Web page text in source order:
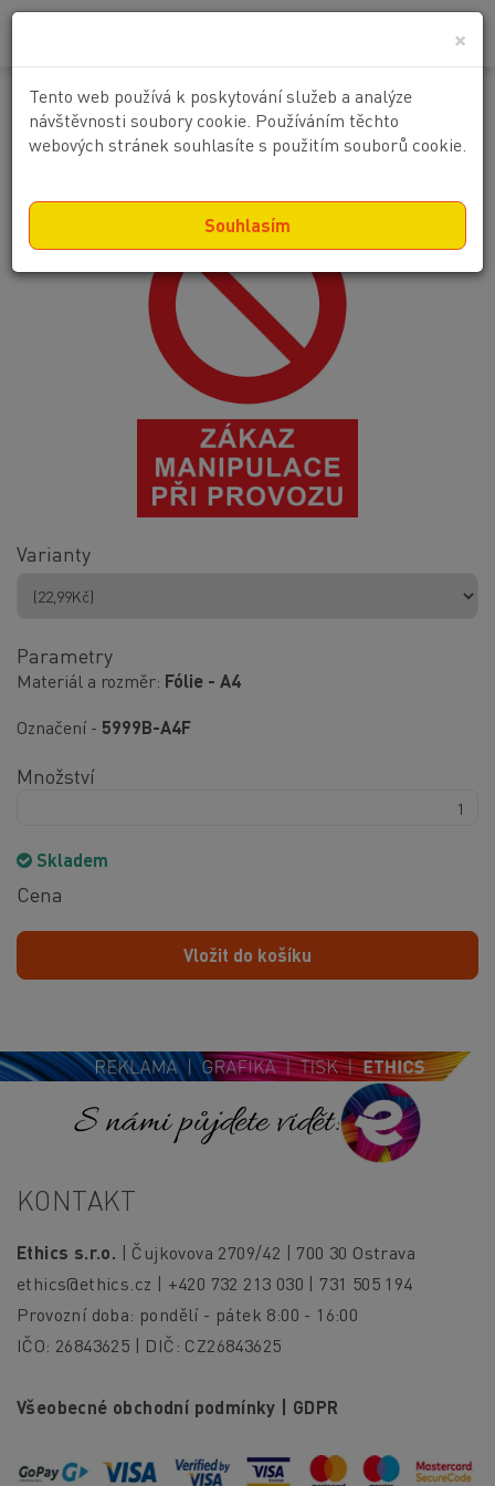
×
Tento web používá k poskytování služeb a analýze
návštěvnosti soubory cookie. Používáním těchto
webových stránek souhlasíte s použitím souborů cookie.
Souhlasím
Zákaz manipulace při provozu
Varianty
Parametry
Materiál a rozměr Fólie - A4
Označení - 5999B-A4F
Množství
Skladem
Cena
Vložit do košíku
S námi půjdete vidět!
KONTAKT
Ethics s.r.o. | Čujkovova 2709/42 | 700 30 Ostrava
ethics@ethics.cz | +420 732 213 030 | 731 505 194
Provozní doba: pondělí - pátek 8:00 - 16:00
IČO: 26843625 | DIČ: CZ26843625
Všeobecné obchodní podmínky GDPR